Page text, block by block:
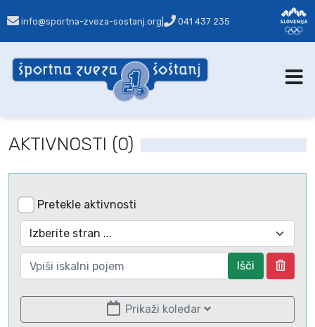
info@sportna-zveza-sostanj.org 041 437 235
AKTIVNOSTI (0)
Pretekle aktivnosti
Išči
Prikaži koledar